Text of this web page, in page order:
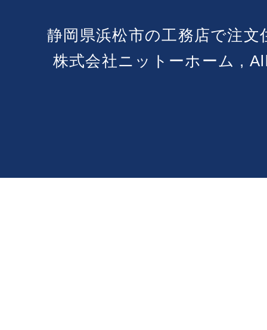
静岡県浜松市の工務店で注
株式会社ニットーホーム ,